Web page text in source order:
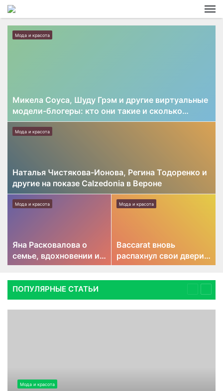
Мода и красота
Микела Соуса, Шуду Грэм и другие виртуальные
модели-блогеры: кто они такие и сколько
зарабатывают
Мода и красота
Наталья Чистякова-Ионова, Регина Тодоренко и
другие на показе Calzedonia в Вероне
Мода и красота
Яна Расковалова о
семье, вдохновении и
ювелирном искусстве
Мода и красота
Baccarat вновь
распахнул свои двери
на первом этаже ЦУМа
ПОПУЛЯРНЫЕ СТАТЬИ
pagepage
Мода и красота